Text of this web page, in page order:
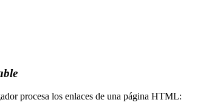
procesa los enlaces de una página HTML: